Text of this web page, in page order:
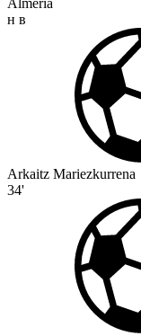
Almeria
н в
Arkaitz Mariezkurrena
34'